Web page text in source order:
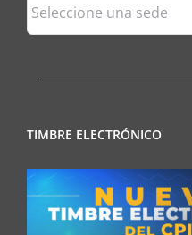
Regionales
TIMBRE ELECTRÓNICO